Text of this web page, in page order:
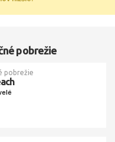
pobrežie
pobrežie